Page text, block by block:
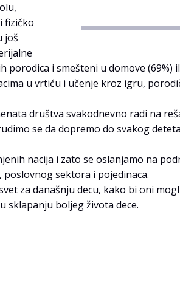
fizičko
još
i smešteni u domove
u vrtiću i učenje kroz igru,
društva svakodnevno radi na
se da dopremo do svakog
nacija i zato se oslanjamo na
sektora i pojedinaca.
za današnju decu, kako bi oni
sklapanju boljeg života dece.